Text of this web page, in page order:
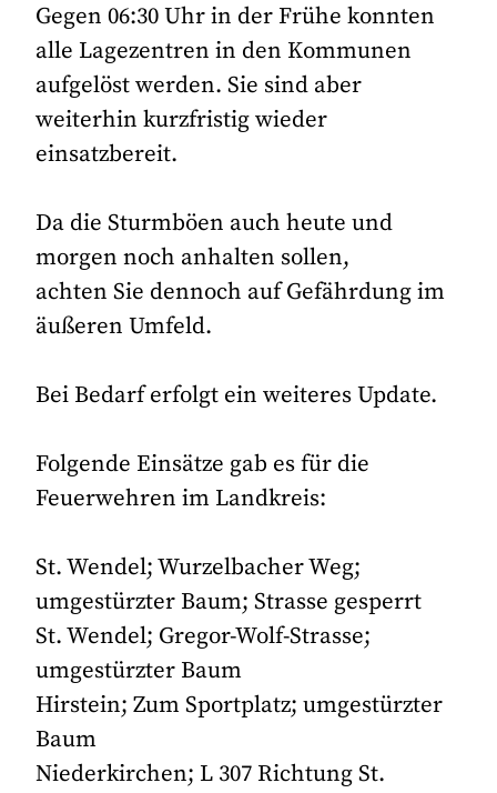
Gegen 06:30 Uhr in der Frühe konnten
alle Lagezentren in den Kommunen
aufgelöst werden. Sie sind aber
weiterhin kurzfristig wieder
einsatzbereit.
Da die Sturmböen auch heute und
morgen noch anhalten sollen,
achten Sie dennoch auf Gefährdung im
äußeren Umfeld.
Bei Bedarf erfolgt ein weiteres Update.
Folgende Einsätze gab es für die
Feuerwehren im Landkreis:
St. Wendel; Wurzelbacher Weg;
umgestürzter Baum; Strasse gesperrt
St. Wendel; Gregor-Wolf-Strasse;
umgestürzter Baum
Hirstein; Zum Sportplatz; umgestürzter
Baum
Niederkirchen; L 307 Richtung St.